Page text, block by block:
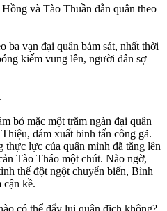
và Tào Thuần dẫn quân theo
ba vạn đại quân bám sát, nhất thời
kiếm vung lên, người dân sợ
bỏ mặc một trăm ngàn đại quân
dám xuất binh tấn công gã.
lực của quân mình đã tăng lên
Tào Tháo một chút. Nào ngờ,
thế đột ngột chuyển biến, Bình
kề.
có thể đẩy lui quân địch không?